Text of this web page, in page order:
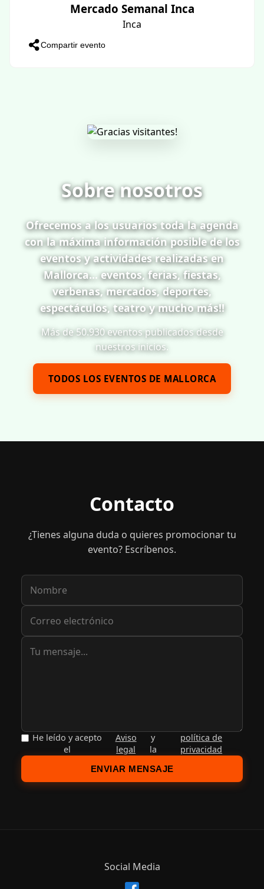
Mercado Semanal Inca
Inca
Compartir evento
Sobre nosotros
Ofrecemos a los usuarios toda la agenda
con la máxima información posible de los
eventos y actividades realizadas en
Mallorca... eventos, ferias, fiestas,
verbenas, mercados, deportes,
espectáculos, teatro y mucho más!!
Más de 50.930 eventos publicados desde
nuestros inicios.
TODOS LOS EVENTOS DE MALLORCA
Contacto
¿Tienes alguna duda o quieres promocionar tu
evento? Escríbenos.
He leído y acepto
el
Aviso
legal
y
la
política de
privacidad
ENVIAR MENSAJE
Social Media